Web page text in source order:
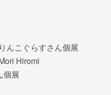
んこぐらすさん個展
Hiromi
個展